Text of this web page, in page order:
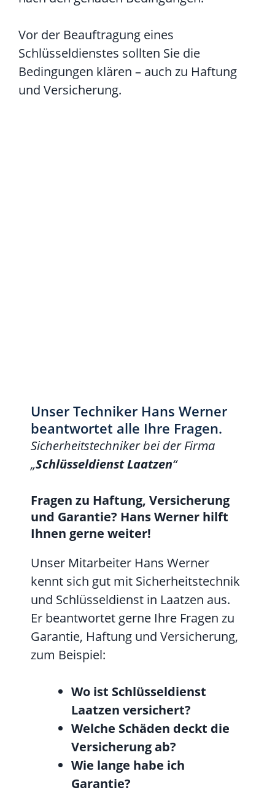
Vor der Beauftragung eines
Schlüsseldienstes sollten Sie die
Bedingungen klären – auch zu Haftung
und Versicherung.
Unser Techniker Hans Werner
beantwortet alle Ihre Fragen.
Sicherheitstechniker bei der Firma
„Schlüsseldienst Laatzen“
Fragen zu Haftung, Versicherung
und Garantie? Hans Werner hilft
Ihnen gerne weiter!
Unser Mitarbeiter Hans Werner
kennt sich gut mit Sicherheitstechnik
und Schlüsseldienst in Laatzen aus.
Er beantwortet gerne Ihre Fragen zu
Garantie, Haftung und Versicherung,
zum Beispiel:
Wo ist Schlüsseldienst
Laatzen versichert?
Welche Schäden deckt die
Versicherung ab?
Wie lange habe ich
Garantie?